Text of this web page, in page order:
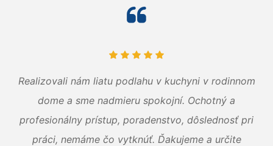
Realizovali nám liatu podlahu v kuchyni v rodinnom
dome a sme nadmieru spokojní. Ochotný a
profesionálny prístup, poradenstvo, dôslednosť pri
práci, nemáme čo vytknúť. Ďakujeme a určite